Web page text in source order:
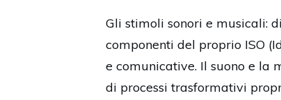
Gli stimoli sonori e musicali:
componenti del proprio ISO
e comunicative. Il suono e la
di processi trasformativi